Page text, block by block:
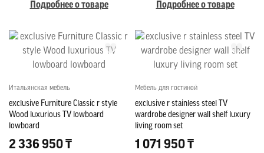
Подробнее о товаре Подробнее о товаре
Итальянская мебель
exclusive Furniture Classic r style
Wood luxurious TV lowboard
lowboard
2 336 950 ₸
Мебель для гостиной
exclusive r stainless steel TV
wardrobe designer wall shelf luxury
living room set
1 071 950 ₸